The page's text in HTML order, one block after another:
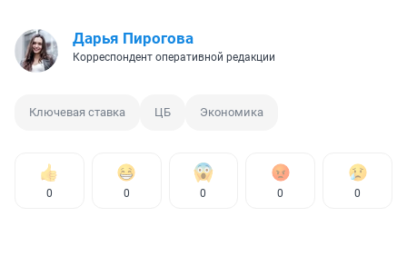
Дарья Пирогова
Корреспондент оперативной редакции
Ключевая ставка ЦБ Экономика
0 0 0 0 0